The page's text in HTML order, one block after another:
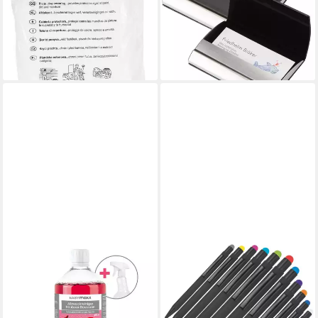
4x5m
2,49 €
(0,12 €/ 1 qm)
lieferbar - in 2-3 Werktagen bei dir
mit Kunstlederbezug und
Magnetverschluß
1,99 €
lieferbar - in 2-3 Werktagen bei dir
Zitrone / Himbeere 1000ml
inkl. Sprühflasche
Reinigungskonzentrat
Kugelschreiber 11x Touchpen
Kugelschreiber / aus Metall /
11 Stylusfarben